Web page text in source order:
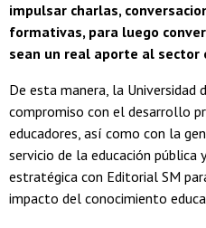
impulsar charlas,
formativas, para luego
sean un real aporte al sector
De esta manera, la Universidad
compromiso con el desarrollo
educadores, así como con la
servicio de la educación pública
estratégica con Editorial SM
impacto del conocimiento